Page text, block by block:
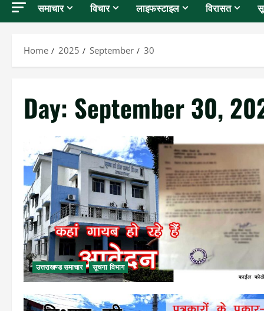
समाचार विचार लाइफस्टाइल विरासत
Home 2025 September 30
Day: September 30,
उत्तराखण्ड समाचार सूचना विभाग